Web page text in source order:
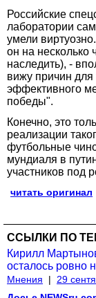
Российские
лаборатории
умели
он на несколько
наследить), -
вижу причин для
эффективного
победы".
Конечно, это
реализации
футбольные
мундиаля в
участников под
читать оригинал
ССЫЛКИ ПО
Кирилл
осталось ровно
Мнения |
29